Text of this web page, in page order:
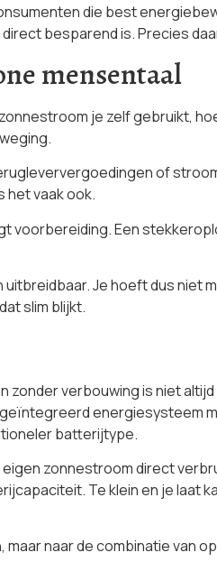
die best
besparend is. Precies
mensentaal
je zelf gebruikt,
of
het vaak ook.
voorbereiding. Een
Je hoeft dus niet
slim blijkt.
zonder verbouwing is niet
energiesysteem
batterijtype.
zonnestroom direct
Te klein en je laat
maar naar de combinatie